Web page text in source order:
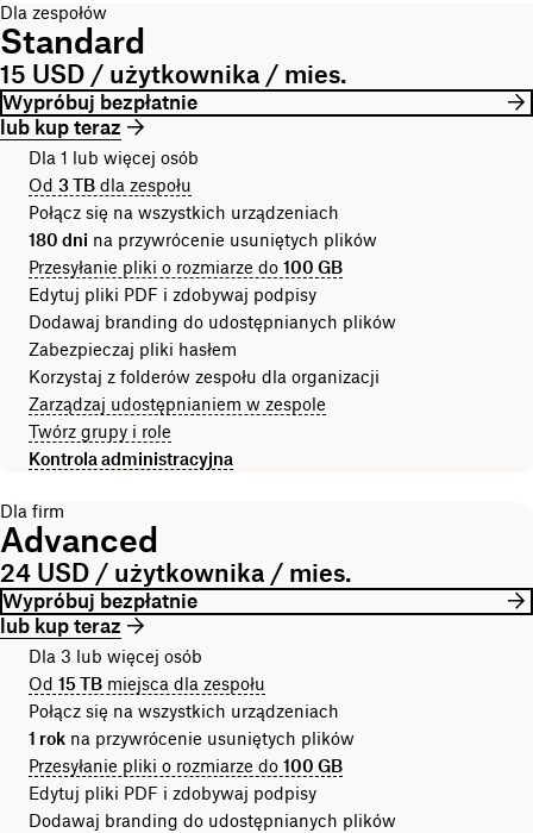
Dla zespołów
Standard
15 USD / użytkownika / mies.
Wypróbuj bezpłatnie
lub kup teraz
Dla 1 lub więcej osób
Od 3 TB dla zespołu
Połącz się na wszystkich urządzeniach
180 dni na przywrócenie usuniętych plików
Przesyłanie pliki o rozmiarze do 100 GB
Edytuj pliki PDF i zdobywaj podpisy
Dodawaj branding do udostępnianych plików
Zabezpieczaj pliki hasłem
Korzystaj z folderów zespołu dla organizacji
Zarządzaj udostępnianiem w zespole
Twórz grupy i role
Kontrola administracyjna
Dla firm
Advanced
24 USD / użytkownika / mies.
Wypróbuj bezpłatnie
lub kup teraz
Dla 3 lub więcej osób
Od 15 TB miejsca dla zespołu
Połącz się na wszystkich urządzeniach
1 rok na przywrócenie usuniętych plików
Przesyłanie pliki o rozmiarze do 100 GB
Edytuj pliki PDF i zdobywaj podpisy
Dodawaj branding do udostępnianych plików